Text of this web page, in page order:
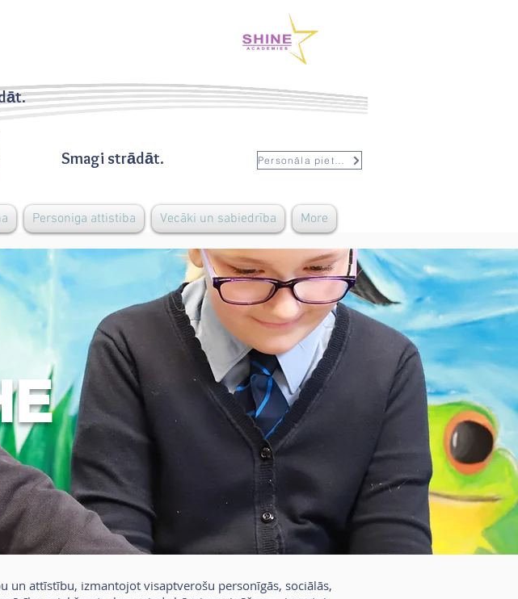
Smagi strādāt. Personāla pieteikšanās
Personiga attistiba Vecāki un sabiedrība More
un attīstību, izmantojot visaptverošu personīgās, sociālās,